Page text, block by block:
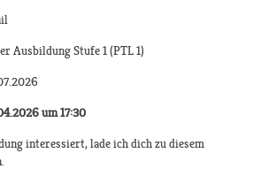
Ausbildung Stufe 1 (PTL 1)
um 17:30
interessiert, lade ich dich zu diesem